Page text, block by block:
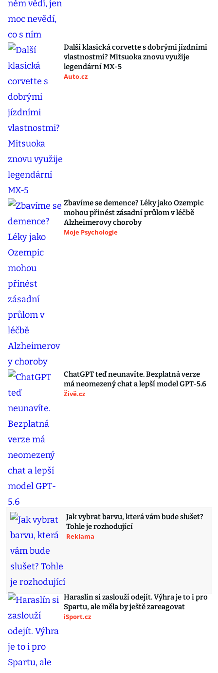
Další klasická corvette s dobrými jízdními
vlastnostmi? Mitsuoka znovu využije
legendární MX-5
Auto.cz
Zbavíme se demence? Léky jako Ozempic
mohou přinést zásadní průlom v léčbě
Alzheimerovy choroby
Moje Psychologie
ChatGPT teď neunavíte. Bezplatná verze
má neomezený chat a lepší model GPT-5.6
Živě.cz
Jak vybrat barvu, která vám bude slušet?
Tohle je rozhodující
Reklama
Haraslín si zaslouží odejít. Výhra je to i pro
Spartu, ale měla by ještě zareagovat
iSport.cz